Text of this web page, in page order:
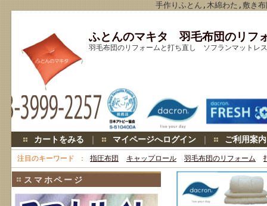
手作りふとん,木綿わた,敷き
ふとんのマキタ 羽毛布団のリ
羽毛布団のリフォームと打ち直し ソフランマット
カートをみる ｜ マイページへログイン ｜ ご利用案内
注目のキーワード 指圧布団 キャップロール 羽毛布団のリフォーム
スマホページ